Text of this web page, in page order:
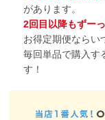
があります。
2回目以降もずー
お得定期便ならい
毎回単品で購入す
す！